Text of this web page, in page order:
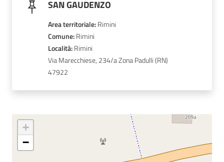
Bandi
SAN GAUDENZO
Area territoriale:Rimini
Comune: Rimini
Località: Rimini
Via Marecchiese, 234/a Zona Padulli
47922
+
−